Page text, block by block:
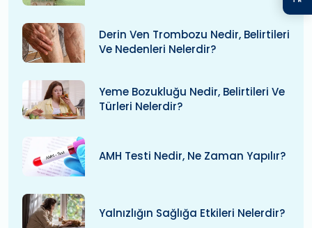
Derin Ven Trombozu Nedir, Belirtileri
Ve Nedenleri Nelerdir?
Yeme Bozukluğu Nedir, Belirtileri Ve
Türleri Nelerdir?
AMH Testi Nedir, Ne Zaman Yapılır?
Yalnızlığın Sağlığa Etkileri Nelerdir?